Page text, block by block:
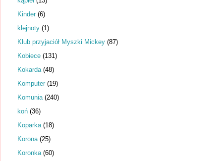
Kinder (6)
klejnoty (1)
Klub przyjaciół Myszki Mickey (87)
Kobiece (131)
Kokarda (48)
Komputer (19)
Komunia (240)
koń (36)
Koparka (18)
Korona (25)
Koronka (60)